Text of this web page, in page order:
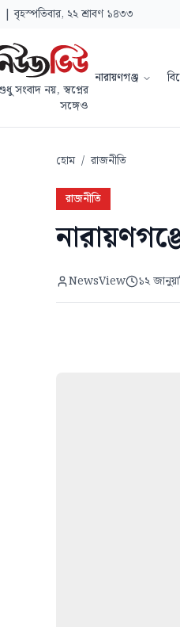
২২ শ্রাবণ ১৪৩৩
সংবাদ নয়, স্বপ্নের
সঙ্গেও
নারায়ণগঞ্জ
হোম / রাজনীতি
রাজনীতি
NewsView ১২